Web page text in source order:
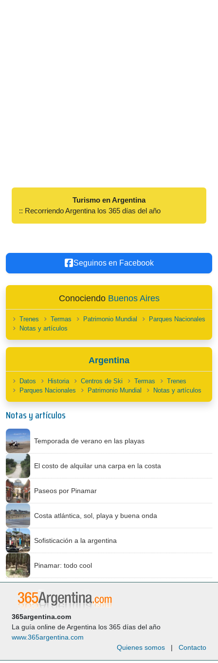
Turismo en Argentina
:: Recorriendo Argentina los 365 días del año
Seguinos en Facebook
Conociendo Buenos Aires
Trenes Termas Patrimonio Mundial
Parques Nacionales
Notas y artículos
Argentina
Datos Historia Centros de Ski Termas
Trenes
Parques Nacionales
Patrimonio Mundial Notas y artículos
Notas y artículos
Temporada de verano en las playas
El costo de alquilar una carpa en la costa
Paseos por Pinamar
Costa atlántica, sol, playa y buena onda
Sofisticación a la argentina
Pinamar: todo cool
365argentina.com
La guía online de Argentina los 365 días del año
www.365argentina.com
Quienes somos | Contacto